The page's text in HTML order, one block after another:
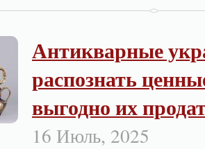
Антикварные
распознать
выгодно их
16 Июль, 2025